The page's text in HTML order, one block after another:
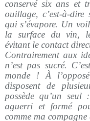
conservé six ans et
ouillage, c’est-à-
qui s’évapore. Un
la surface du vin,
évitant le contact
Contrairement aux
n’est pas sucré.
monde ! À
disposent de
possède qu’un
aguerri et formé
comme ma